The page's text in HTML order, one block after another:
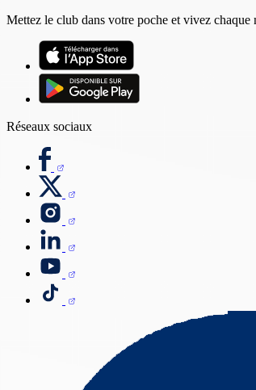
Mettez le club dans votre poche et vivez chaque
Réseaux sociaux